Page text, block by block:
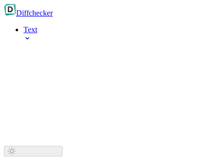
Diffchecker
Text